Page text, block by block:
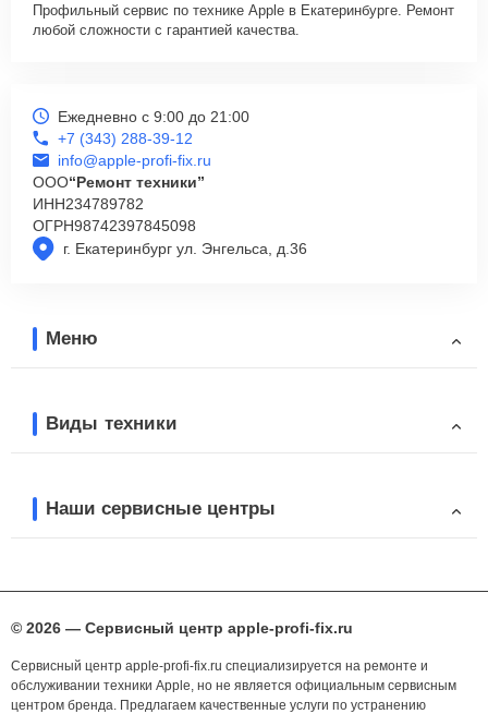
Профильный сервис по технике Apple в Екатеринбурге. Ремонт
любой сложности с гарантией качества.
г. Екатеринбург ул. Энгельса, д.36
Ежедневно с 9:00 до 21:00
+7 (343) 288-39-12
info@apple-profi-fix.ru
ООО“Ремонт техники”
ИНН234789782
ОГРН98742397845098
Меню
Виды техники
Наши сервисные центры
© 2026 — Сервисный центр apple-profi-fix.ru
Сервисный центр apple-profi-fix.ru специализируется на ремонте и
обслуживании техники Apple, но не является официальным сервисным
центром бренда. Предлагаем качественные услуги по устранению